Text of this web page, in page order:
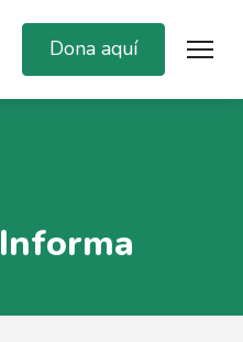
Dona aquí
Informa